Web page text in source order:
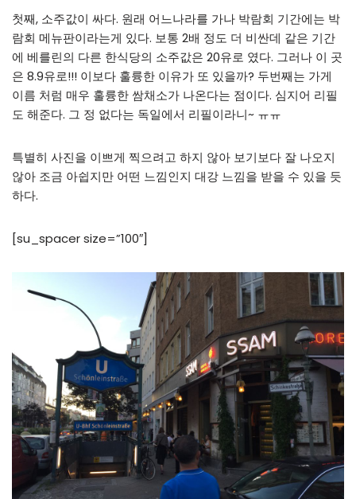
첫째, 소주값이 싸다. 원래 어느나라를 가나 박람회 기간에는 박
람회 메뉴판이라는게 있다. 보통 2배 정도 더 비싼데 같은 기간
에 베를린의 다른 한식당의 소주값은 20유로 였다. 그러나 이 곳
은 8.9유로!!! 이보다 훌륭한 이유가 또 있을까? 두번째는 가게
이름 처럼 매우 훌륭한 쌈채소가 나온다는 점이다. 심지어 리필
도 해준다. 그 정 없다는 독일에서 리필이라니~ ㅠㅠ
특별히 사진을 이쁘게 찍으려고 하지 않아 보기보다 잘 나오지
않아 조금 아쉽지만 어떤 느낌인지 대강 느낌을 받을 수 있을 듯
하다.
[su_spacer size=”100″]